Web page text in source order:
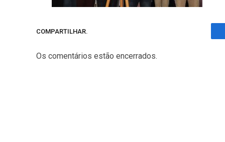
COMPARTILHAR.
Os comentários estão encerrados.